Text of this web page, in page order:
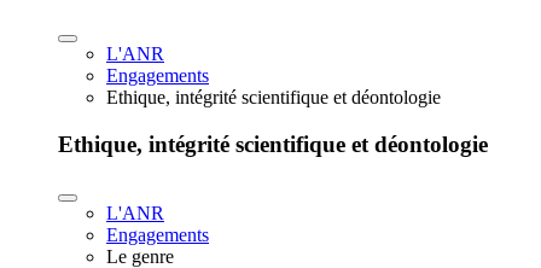
L'ANR
Engagements
Ethique, intégrité scientifique et déontologie
Ethique, intégrité scientifique et déontologie
L'ANR
Engagements
Le genre